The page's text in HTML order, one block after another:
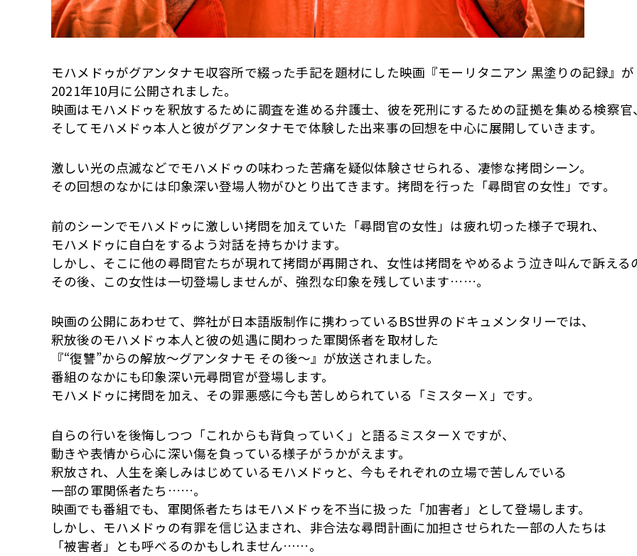
モハメドゥがグアンタナモ収容所で綴った手記を題材にした映画『モーリタニアン 黒塗りの記録』が
2021年10月に公開されました。
映画はモハメドゥを釈放するために調査を進める弁護士、彼を死刑にするための証拠を集める検察官、
そしてモハメドゥ本人と彼がグアンタナモで体験した出来事の回想を中心に展開していきます。
激しい光の点滅などでモハメドゥの味わった苦痛を疑似体験させられる、凄惨な拷問シーン。
その回想のなかには印象深い登場人物がひとり出てきます。拷問を行った「尋問官の女性」です。
前のシーンでモハメドゥに激しい拷問を加えていた「尋問官の女性」は疲れ切った様子で現れ、
モハメドゥに自白をするよう対話を持ちかけます。
しかし、そこに他の尋問官たちが現れて拷問が再開され、女性は拷問をやめるよう泣き叫んで訴える
その後、この女性は一切登場しませんが、強烈な印象を残しています……。
映画の公開にあわせて、弊社が日本語版制作に携わっているBS世界のドキュメンタリーでは、
釈放後のモハメドゥ本人と彼の処遇に関わった軍関係者を取材した
『“復讐”からの解放〜グアンタナモ その後～』が放送されました。
番組のなかにも印象深い元尋問官が登場します。
モハメドゥに拷問を加え、その罪悪感に今も苦しめられている「ミスターＸ」です。
自らの行いを後悔しつつ「これからも背負っていく」と語るミスターＸですが、
動きや表情から心に深い傷を負っている様子がうかがえます。
釈放され、人生を楽しみはじめているモハメドゥと、今もそれぞれの立場で苦しんでいる
一部の軍関係者たち……。
映画でも番組でも、軍関係者たちはモハメドゥを不当に扱った「加害者」として登場します。
しかし、モハメドゥの有罪を信じ込まされ、非合法な尋問計画に加担させられた一部の人たちは
「被害者」とも呼べるのかもしれません……。